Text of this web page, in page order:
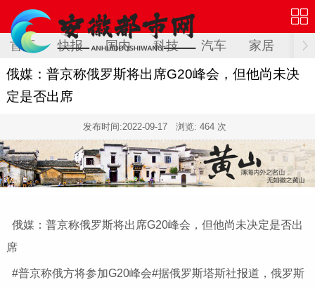
首页 快报 国内 科技 汽车 家居 健
俄媒：普京称俄罗斯将出席G20峰会，但他尚未决
定是否出席
发布时间:2022-09-17 浏览: 464 次
俄媒：普京称俄罗斯将出席G20峰会，但他尚未决定是否出
席
#普京称俄方将参加G20峰会#据俄罗斯塔斯社报道，俄罗斯